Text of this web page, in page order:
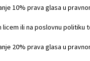
10% prava glasa u
ili na poslovnu politiku
20% prava glasa u